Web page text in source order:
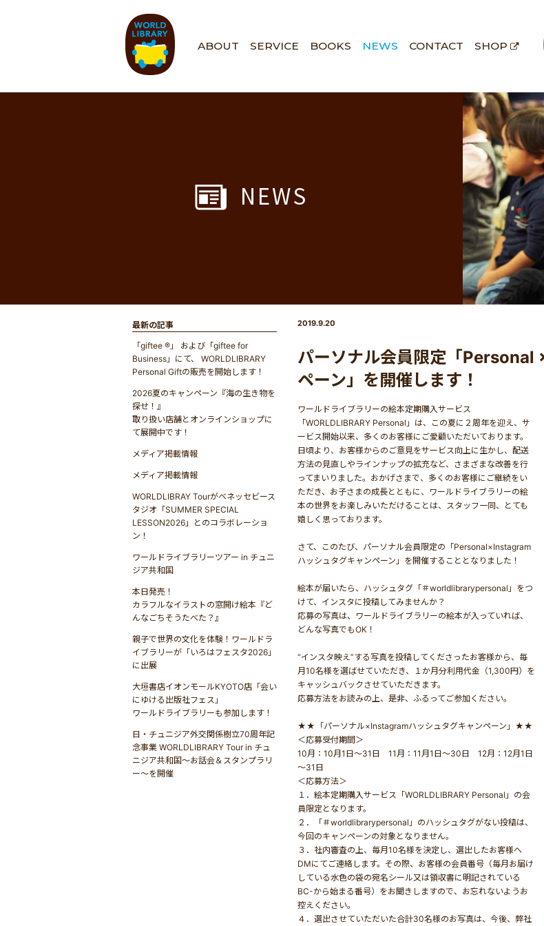
ABOUT SERVICE BOOKS NEWS CONTACT SHOP
NEWS
2019.9.20
パーソナル会員限定「
ペーン」を開催します！
ワールドライブラリーの絵本定期購入サービス
「WORLDLIBRARY Personal」は、この夏に２周年を迎え、サ
ービス開始以来、多くのお客様にご愛顧いただいております。
日頃より、お客様からのご意見をサービス向上に生かし、配送
方法の見直しやラインナップの拡充など、さまざまな改善を行
ってまいりました。おかげさまで、多くのお客様にご継続をい
ただき、お子さまの成長とともに、ワールドライブラリーの絵
本の世界をお楽しみいただけることは、スタッフ一同、とても
嬉しく思っております。
さて、このたび、パーソナル会員限定の「Personal×Instagram
ハッシュタグキャンペーン」を開催することとなりました！
絵本が届いたら、ハッシュタグ「＃worldlibrarypersonal」をつ
けて、インスタに投稿してみませんか？
応募の写真は、ワールドライブラリーの絵本が入っていれば、
どんな写真でもOK！
“インスタ映え”する写真を投稿してくださったお客様から、毎
月10名様を選ばせていただき、１か月分利用代金（1,300円）を
キャッシュバックさせていただきます。
応募方法をお読みの上、是非、ふるってご参加ください。
★★「パーソナル×Instagramハッシュタグキャンペーン」★★
＜応募受付期間＞
10月：10月1日～31日 11月：11月1日～30日 12月：12月1日
～31日
＜応募方法＞
１．絵本定期購入サービス「WORLDLIBRARY Personal」の会
員限定となります。
２．「＃worldlibrarypersonal」のハッシュタグがない投稿は、
今回のキャンペーンの対象となりません。
３．社内審査の上、毎月10名様を決定し、選出したお客様へ
DMにてご連絡します。その際、お客様の会員番号（毎月お届け
している水色の袋の宛名シール又は領収書に明記されている
BC-から始まる番号）をお聞きしますので、お忘れないようお
控えください。
４．選出させていただいた合計30名様のお写真は、今後、弊社
最新の記事
「giftee ®」 および「giftee for
Business」にて、 WORLDLIBRARY
Personal Giftの販売を開始します！
2026夏のキャンペーン『海の生き物を
探せ！』
取り扱い店舗とオンラインショップに
て展開中です！
メディア掲載情報
メディア掲載情報
WORLDLIBRAY Tourがベネッセビース
タジオ「SUMMER SPECIAL
LESSON2026」とのコラボレーショ
ン！
ワールドライブラリーツアー in チュニ
ジア共和国
本日発売！
カラフルなイラストの窓開け絵本『ど
んなごちそうたべた？』
親子で世界の文化を体験！ワールドラ
イブラリーが「いろはフェスタ2026」
に出展
大垣書店イオンモールKYOTO店「会い
にゆける出版社フェス」
ワールドライブラリーも参加します！
日・チュニジア外交関係樹立70周年記
念事業 WORLDLIBRARY Tour in チュ
ニジア共和国〜お話会＆スタンプラリ
ー〜を開催